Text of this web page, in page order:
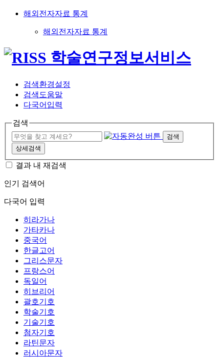
해외전자자료 통계
해외전자자료 통계
검색환경설정
검색도움말
다국어입력
검색
검색
상세검색
결과 내 재검색
인기 검색어
다국어 입력
히라가나
가타카나
중국어
한글고어
그리스문자
프랑스어
독일어
히브리어
괄호기호
학술기호
기술기호
첨자기호
라틴문자
러시아문자